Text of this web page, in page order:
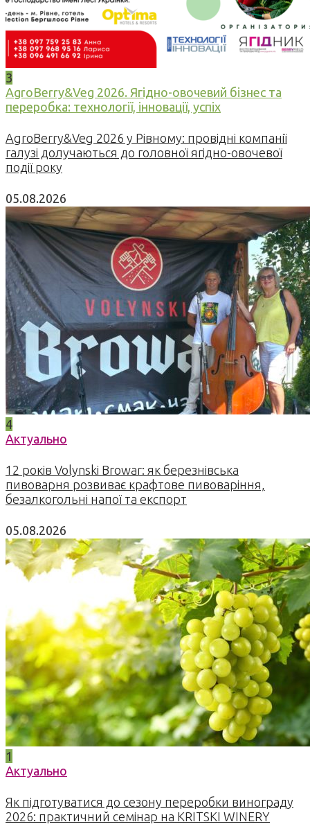
3
AgroBerry&Veg 2026. Ягідно-овочевий бізнес та
переробка: технології, інновації, успіх
AgroBerry&Veg 2026 у Рівному: провідні компанії
галузі долучаються до головної ягідно-овочевої
події року
05.08.2026
4
Актуально
12 років Volynski Browar: як березнівська
пивоварня розвиває крафтове пивоваріння,
безалкогольні напої та експорт
05.08.2026
1
Актуально
Як підготуватися до сезону переробки винограду
2026: практичний семінар на KRITSKI WINERY